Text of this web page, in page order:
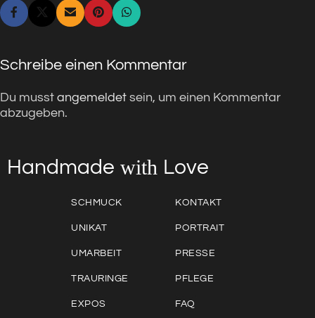
Schreibe einen Kommentar
Du musst angemeldet sein, um einen Kommentar
abzugeben.
Handmade with Love
SCHMUCK
UNIKAT
UMARBEIT
TRAURINGE
EXPOS
KONTAKT
PORTRAIT
PRESSE
PFLEGE
FAQ